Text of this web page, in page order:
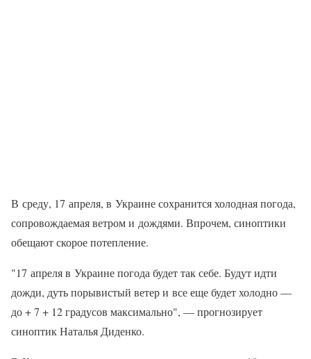
В среду, 17 апреля, в Украине сохранится холодная погода,
сопровождаемая ветром и дождями. Впрочем, синоптики
обещают скорое потепление.
"17 апреля в Украине погода будет так себе. Будут идти
дожди, дуть порывистый ветер и все еще будет холодно —
до + 7 + 12 градусов максимально", — прогнозирует
синоптик Наталья Диденко.